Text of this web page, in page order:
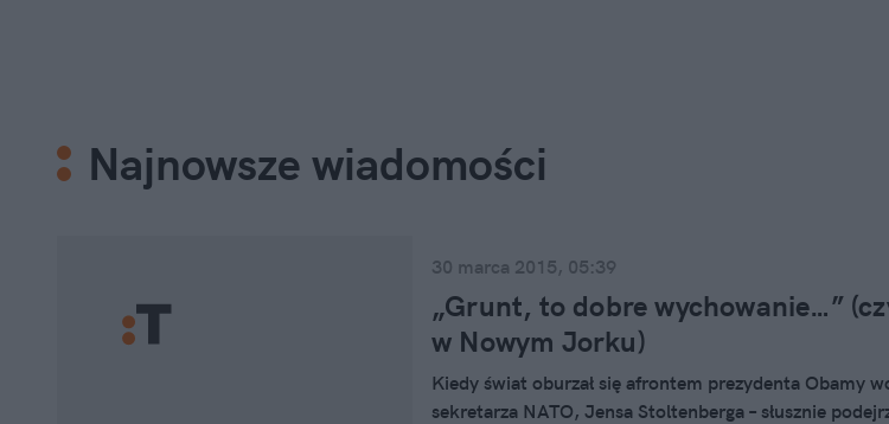
Najnowsze wiadomości
30 marca 2015, 05:39
„Grunt, to dobre wychowanie…”
w Nowym Jorku)
Kiedy świat oburzał się afrontem prezydenta Obamy
sekretarza NATO, Jensa Stoltenberga – słusznie